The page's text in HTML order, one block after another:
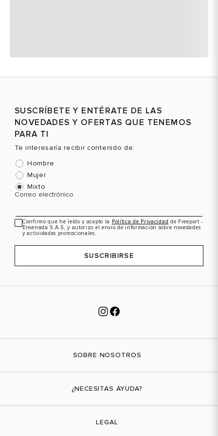
SUSCRÍBETE Y ENTÉRATE DE LAS
NOVEDADES Y OFERTAS QUE TENEMOS
PARA TI
Te interesaría recibir contenido de:
Hombre
Mujer
Mixto
Correo electrónico
Confirmo que he leído y acepto la Política de Privacidad de Freeport -
Ensenada S.A.S, y autorizo el envío de información sobre novedades
y actividades promocionales.
SUSCRIBIRSE
SOBRE NOSOTROS
¿NECESITAS AYUDA?
LEGAL